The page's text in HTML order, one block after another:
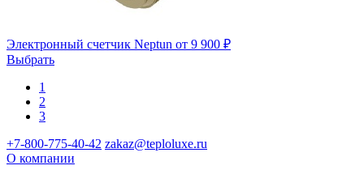
Электронный счетчик Neptun от 9 900 ₽
Выбрать
1
2
3
+7-800-775-40-42 zakaz@teploluxe.ru
О компании